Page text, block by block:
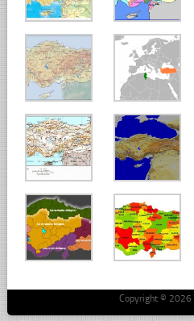
Copyright © 2026